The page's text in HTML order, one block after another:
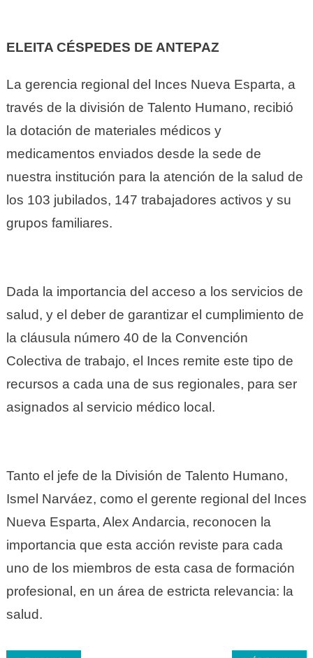
ELEITA CÉSPEDES DE ANTEPAZ
La gerencia regional del Inces Nueva Esparta, a
través de la división de Talento Humano, recibió
la dotación de materiales médicos y
medicamentos enviados desde la sede de
nuestra institución para la atención de la salud de
los 103 jubilados, 147 trabajadores activos y su
grupos familiares.
Dada la importancia del acceso a los servicios de
salud, y el deber de garantizar el cumplimiento de
la cláusula número 40 de la Convención
Colectiva de trabajo, el Inces remite este tipo de
recursos a cada una de sus regionales, para ser
asignados al servicio médico local.
Tanto el jefe de la División de Talento Humano,
Ismel Narváez, como el gerente regional del Inces
Nueva Esparta, Alex Andarcia, reconocen la
importancia que esta acción reviste para cada
uno de los miembros de esta casa de formación
profesional, en un área de estricta relevancia: la
salud.